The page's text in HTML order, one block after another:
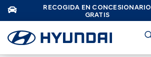
RECOGIDA EN CONCESIONARIO
GRATIS